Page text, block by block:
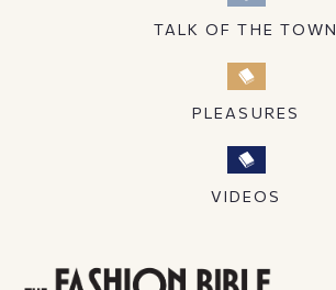
TALK OF THE TOWN
PLEASURES
VIDEOS